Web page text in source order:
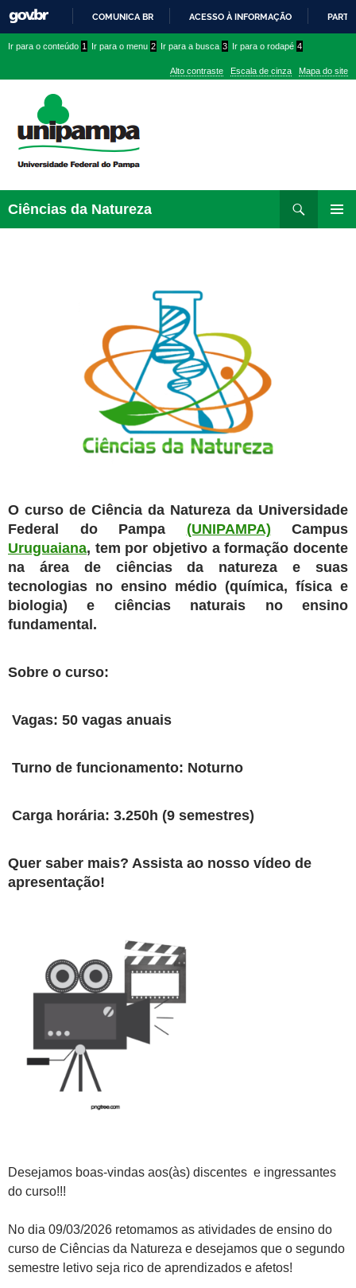
PARA
CONTEÚDO
COMUNICA BR ACESSO À INFORMAÇÃO
conteúdo
menu
superior
menu
Ir para o conteúdo 1 Ir para o menu 2 Ir para a busca 3 Ir para o rodapé 4
Alto contraste Escala de cinza Mapa do site
Ciências da Natureza
para
O curso de Ciência da Natureza da Universidade
Federal do Pampa (UNIPAMPA) Campus
Uruguaiana, tem por objetivo a formação docente
na área de ciências da natureza e suas
tecnologias no ensino médio (química, física e
biologia) e ciências naturais no ensino
fundamental.
Sobre o curso:
Vagas: 50 vagas anuais
Turno de funcionamento: Noturno
Carga horária: 3.250h (9 semestres)
Quer saber mais? Assista ao nosso vídeo de
apresentação!
Desejamos boas-vindas aos(às) discentes e ingressantes
do curso!!!
No dia 09/03/2026 retomamos as atividades de ensino do
curso de Ciências da Natureza e desejamos que o segundo
semestre letivo seja rico de aprendizados e afetos!